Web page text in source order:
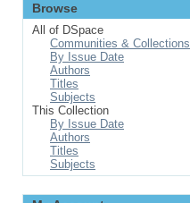
Browse
All of DSpace
Communities & Collections
By Issue Date
Authors
Titles
Subjects
This Collection
By Issue Date
Authors
Titles
Subjects